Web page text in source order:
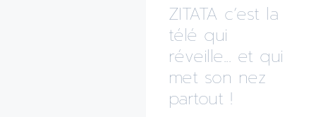
ZITATA c’est la
télé qui
réveille... et qui
met son nez
partout !